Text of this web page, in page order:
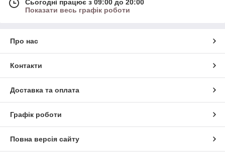
Сьогодні працює з 09:00 до 20:00
Показати весь графік роботи
Про нас
Контакти
Доставка та оплата
Графік роботи
Повна версія сайту